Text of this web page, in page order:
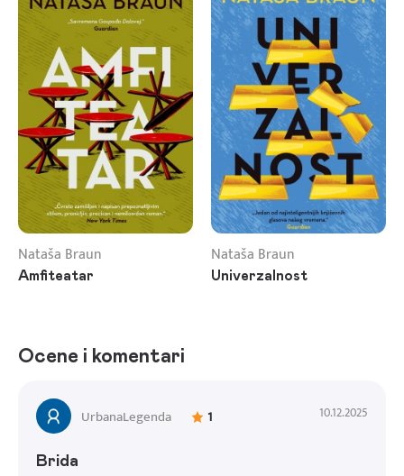
Nataša Braun
Amfiteatar
Nataša Braun
Univerzalnost
Ocene i komentari
UrbanaLegenda 1 10.12.2025
Brida